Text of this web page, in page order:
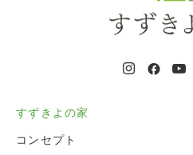
すずきよの家
コンセプト